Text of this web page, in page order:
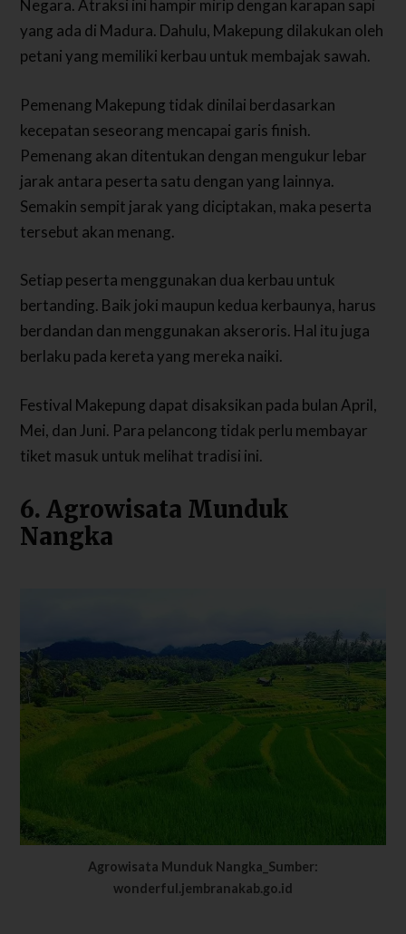
Negara. Atraksi ini hampir mirip dengan karapan sapi
yang ada di Madura. Dahulu, Makepung dilakukan oleh
petani yang memiliki kerbau untuk membajak sawah.
Pemenang Makepung tidak dinilai berdasarkan
kecepatan seseorang mencapai garis finish.
Pemenang akan ditentukan dengan mengukur lebar
jarak antara peserta satu dengan yang lainnya.
Semakin sempit jarak yang diciptakan, maka peserta
tersebut akan menang.
Setiap peserta menggunakan dua kerbau untuk
bertanding. Baik joki maupun kedua kerbaunya, harus
berdandan dan menggunakan akseroris. Hal itu juga
berlaku pada kereta yang mereka naiki.
Festival Makepung dapat disaksikan pada bulan April,
Mei, dan Juni. Para pelancong tidak perlu membayar
tiket masuk untuk melihat tradisi ini.
6. Agrowisata Munduk
Nangka
Agrowisata Munduk Nangka_Sumber:
wonderful.jembranakab.go.id